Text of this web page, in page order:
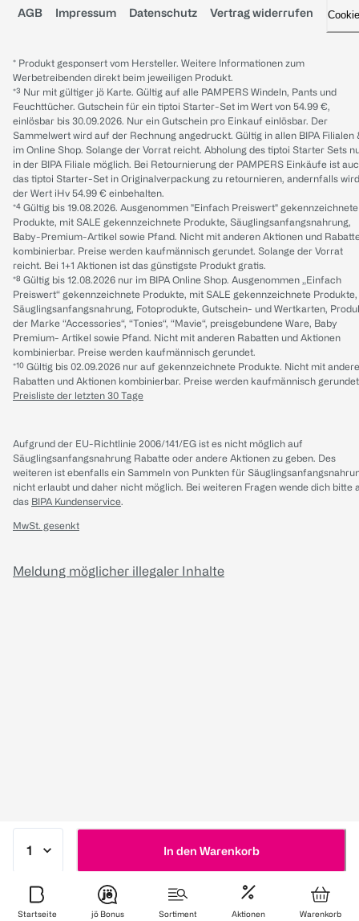
In den Warenkorb
AGB Impressum Datenschutz Vertrag widerrufen
* Produkt gesponsert vom Hersteller. Weitere Informationen zum
Werbetreibenden direkt beim jeweiligen Produkt.
*³ Nur mit gültiger jö Karte. Gültig auf alle PAMPERS Windeln, Pants und
Feuchttücher. Gutschein für ein tiptoi Starter-Set im Wert von 54.99 €,
einlösbar bis 30.09.2026. Nur ein Gutschein pro Einkauf einlösbar. Der
Sammelwert wird auf der Rechnung angedruckt. Gültig in allen BIPA Filialen
im Online Shop. Solange der Vorrat reicht. Abholung des tiptoi Starter Sets
in der BIPA Filiale möglich. Bei Retournierung der PAMPERS Einkäufe ist
das tiptoi Starter-Set in Originalverpackung zu retournieren, andernfalls wird
der Wert iHv 54.99 € einbehalten.
*⁴ Gültig bis 19.08.2026. Ausgenommen "Einfach Preiswert" gekennzeichnete
Produkte, mit SALE gekennzeichnete Produkte, Säuglingsanfangsnahrung,
Baby-Premium-Artikel sowie Pfand. Nicht mit anderen Aktionen und
kombinierbar. Preise werden kaufmännisch gerundet. Solange der Vorrat
reicht. Bei 1+1 Aktionen ist das günstigste Produkt gratis.
*⁸ Gültig bis 12.08.2026 nur im BIPA Online Shop. Ausgenommen „Einfach
Preiswert“ gekennzeichnete Produkte, mit SALE gekennzeichnete Produkte,
Säuglingsanfangsnahrung, Fotoprodukte, Gutschein- und Wertkarten,
der Marke “Accessories“, “Tonies“, “Mavie“, preisgebundene Ware, Baby
Premium- Artikel sowie Pfand. Nicht mit anderen Rabatten und Aktionen
kombinierbar. Preise werden kaufmännisch gerundet.
*¹⁰ Gültig bis 02.09.2026 nur auf gekennzeichnete Produkte. Nicht mit
Rabatten und Aktionen kombinierbar. Preise werden kaufmännisch
Preisliste der letzten 30 Tage
Aufgrund der EU-Richtlinie 2006/141/EG ist es nicht möglich auf
Säuglingsanfangsnahrung Rabatte oder andere Aktionen zu geben. Des
weiteren ist ebenfalls ein Sammeln von Punkten für
nicht erlaubt und daher nicht möglich. Bei weiteren Fragen wende dich bitte
das BIPA Kundenservice.
MwSt. gesenkt
Meldung möglicher illegaler Inhalte
Startseite jö Bonus Sortiment Aktionen Warenkorb